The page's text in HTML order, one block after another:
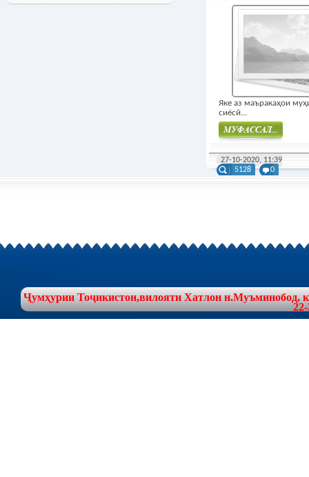
Яке аз маъракаҳои
сиёсӣ...
Муфасал
27-10-2020, 11:39
5128
0
Ҷумҳурии Тоҷикистон,вилояти Хатлон н.Муъминобод,